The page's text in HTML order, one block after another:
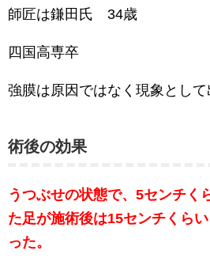
師匠は鎌田氏 34歳
四国高専卒
強膜は原因ではなく現象として
術後の効果
うつぶせの状態で、5センチく
た足が施術後は15センチくら
った。